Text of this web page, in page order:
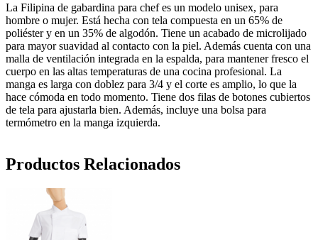
La Filipina de gabardina para chef es un modelo unisex, para
hombre o mujer. Está hecha con tela compuesta en un 65% de
poliéster y en un 35% de algodón. Tiene un acabado de microlijado
para mayor suavidad al contacto con la piel. Además cuenta con una
malla de ventilación integrada en la espalda, para mantener fresco el
cuerpo en las altas temperaturas de una cocina profesional. La
manga es larga con doblez para 3/4 y el corte es amplio, lo que la
hace cómoda en todo momento. Tiene dos filas de botones cubiertos
de tela para ajustarla bien. Además, incluye una bolsa para
termómetro en la manga izquierda.
Productos Relacionados